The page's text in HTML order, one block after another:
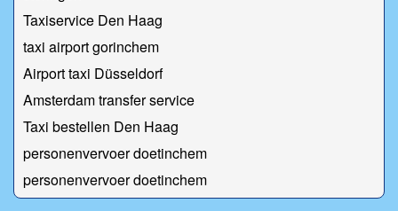
Taxiservice Den Haag
taxi airport gorinchem
Airport taxi Düsseldorf
Amsterdam transfer service
Taxi bestellen Den Haag
personenvervoer doetinchem
personenvervoer doetinchem